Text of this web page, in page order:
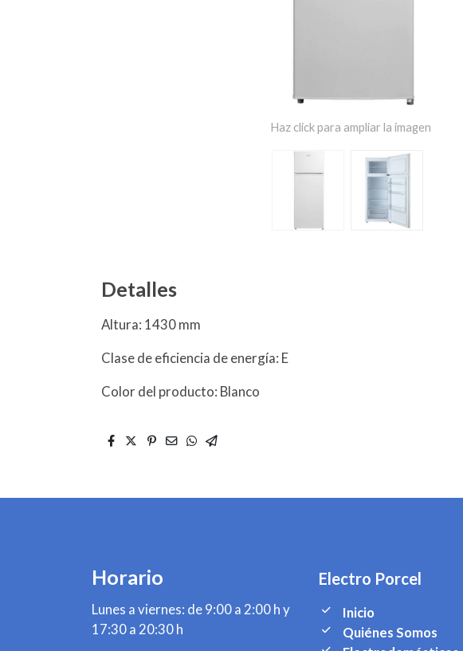
Haz click para ampliar la imagen
Detalles
Altura: 1430 mm
Clase de eficiencia de energía: E
Color del producto: Blanco
Horario
Lunes a viernes: de 9:00 a 2:00 h y
17:30 a 20:30 h
Electro Porcel
Inicio
Quiénes Somos